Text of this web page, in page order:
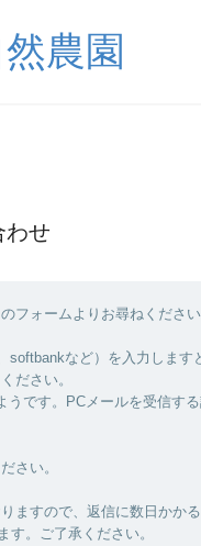
農園
わせ
フォームよりお尋ねください
softbankなど）を入力します
ださい。
うです。PCメールを受信す
さい。
ますので、返信に数日かかる
。ご了承ください。